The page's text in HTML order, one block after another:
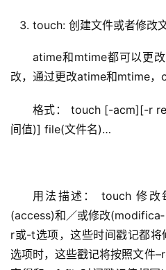
touch: 创建文件或者修改
atime和mtime都可以更
改，通过更改atime和mtime，
格式： touch [-acm][-r
间值)] file(文件名)…
用法描述： touch 修
(access)和／或修改
r或-t选项，这些时间戳记都
选项时，这些戳记将按照文件